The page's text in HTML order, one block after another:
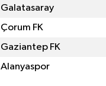
Galatasaray
Çorum FK
Gaziantep FK
Alanyaspor